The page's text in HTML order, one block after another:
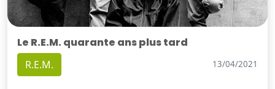
Le R.E.M. quarante ans plus tard
R.E.M. 13/04/2021